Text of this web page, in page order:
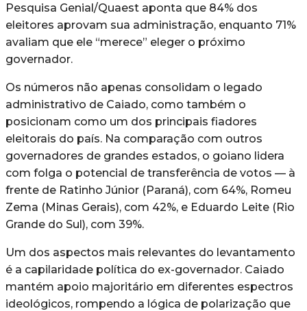
Pesquisa Genial/Quaest aponta que 84% dos
eleitores aprovam sua administração, enquanto 71%
avaliam que ele “merece” eleger o próximo
governador.
Os números não apenas consolidam o legado
administrativo de Caiado, como também o
posicionam como um dos principais fiadores
eleitorais do país. Na comparação com outros
governadores de grandes estados, o goiano lidera
com folga o potencial de transferência de votos — à
frente de Ratinho Júnior (Paraná), com 64%, Romeu
Zema (Minas Gerais), com 42%, e Eduardo Leite (Rio
Grande do Sul), com 39%.
Um dos aspectos mais relevantes do levantamento
é a capilaridade política do ex-governador. Caiado
mantém apoio majoritário em diferentes espectros
ideológicos, rompendo a lógica de polarização que